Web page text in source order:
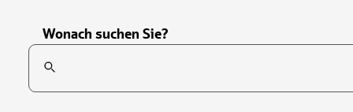
Wonach suchen Sie?
Suchfeld